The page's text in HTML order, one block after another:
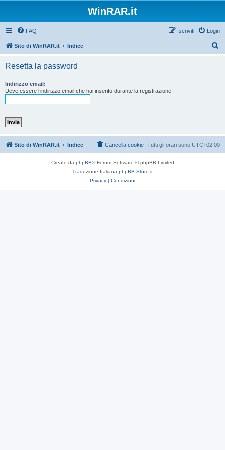
WinRAR.it
FAQ Login
Iscriviti
Sito di WinRAR.it Indice
Resetta la password
Indirizzo email:
Deve essere l’indirizzo email che hai inserito durante la registrazione.
Sito di WinRAR.it Indice Tutti gli orari sono UTC+02:00
Cancella cookie
Creato da phpBB® Forum Software © phpBB Limited
Traduzione Italiana phpBB-Store.it
Privacy | Condizioni